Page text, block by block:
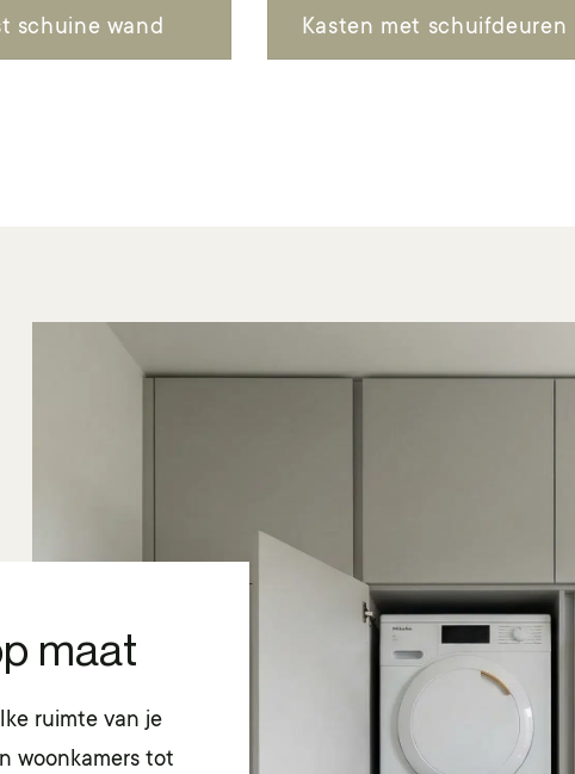
schuine wand Kasten met schuifdeuren
Inloopkast TV meubel
maat
ruimte van je
woonkamers tot